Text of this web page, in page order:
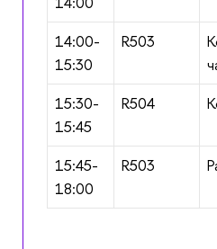
14:00-
15:30
R503
15:30-
15:45
R504
15:45-
18:00
R503